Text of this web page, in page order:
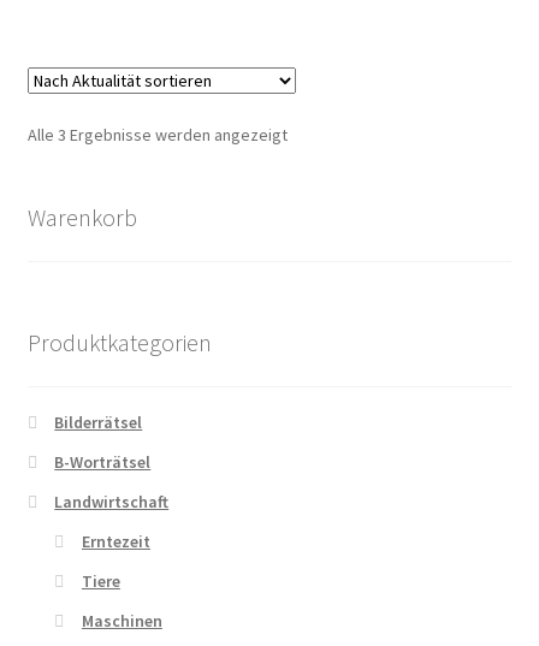
Alle 3 Ergebnisse werden angezeigtNach
Warenkorb
Produktkategorien
Bilderrätsel
B-Worträtsel
Landwirtschaft
Erntezeit
Tiere
Maschinen